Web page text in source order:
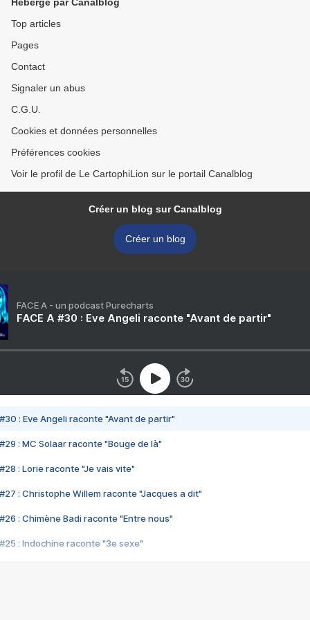
Top articles
Pages
Contact
Signaler un abus
C.G.U.
Cookies et données personnelles
Préférences cookies
Voir le profil de Le CartophiLion sur le portail Canalblog
Créer un blog sur Canalblog
Créer un blog
FACE A - un podcast Purecharts
FACE A #30 : Eve Angeli raconte "Avant de partir"
#30 : Eve Angeli raconte "Avant de partir"
#29 : MC Solaar raconte "Bouge de là"
#28 : Lorie raconte "Je vais vite"
#27 : Christophe Willem raconte "Jacques a dit"
#26 : Chimène Badi raconte "Entre nous"
#25 : Indochine raconte "3e sexe"